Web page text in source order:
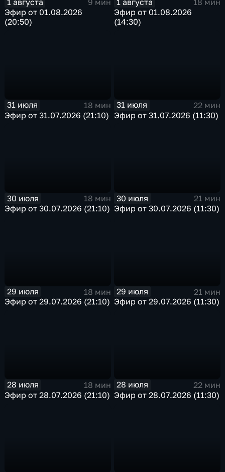
9 мин
Эфир от 01.08.2026
(20:50)
18 мин
Эфир от 01.08.2026
(14:30)
31 июля
18 мин
Эфир от 31.07.2026 (21:10)
31 июля
22 мин
Эфир от 31.07.2026 (11:30)
30 июля
18 мин
Эфир от 30.07.2026 (21:10)
30 июля
21 мин
Эфир от 30.07.2026 (11:30)
29 июля
18 мин
Эфир от 29.07.2026 (21:10)
29 июля
21 мин
Эфир от 29.07.2026 (11:30)
28 июля
18 мин
Эфир от 28.07.2026 (21:10)
28 июля
22 мин
Эфир от 28.07.2026 (11:30)